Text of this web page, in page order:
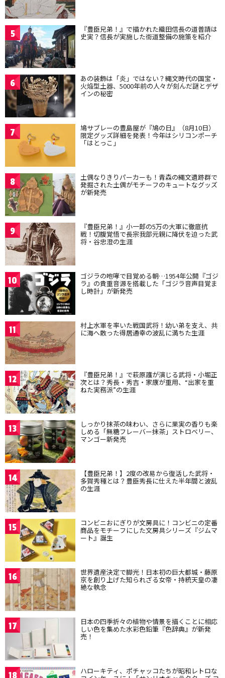
5 『豊臣兄弟！』で描かれた織田信長の道普請は
史実？信長が実施した街道整備の施策を紹介
6 あの装飾は「炎」ではない？縄文時代の国宝・
火焔型土器、5000年前の人々が刻んだ謎とデザ
インの秘密
7 鳩サブレーの豊島屋が『鳩の日』（8月10日）
限定グッズ詳細を発表！今年はシリコンポーチ
「はとっこ」
8 土偶なりきりパーカーも！青森の縄文遺跡群で
発掘された土偶がモチーフのキュートなグッズ
が新発売
9 『豊臣兄弟！』小一郎の5万の大軍に徹底抗
戦！切腹覚悟で長宗我部元親に降伏を迫った武
将・谷忠澄の生涯
10 ゴジラの咆哮で目覚める朝…1954年公開『ゴジ
ラ』の貴重音源を搭載した「ゴジラ音声目覚ま
し時計」が新発売
11 村上水軍を率いた戦国武将！幼い弟を支え、共
に海へ散った得居通幸の波乱に満ちた生涯
12 『豊臣兄弟！』で萩原護が演じる武将・小堀正
次とは？秀長・秀吉・家康が重用、“出家を重
ねた実務派”の生涯
13 しっかり抹茶の味わい、さらに果実の香りも楽
しめる「無糖フレーバー抹茶」ストロベリー、
マンゴー新発売
14 【豊臣兄弟！】2度の改易から復活した武将・
多賀秀種とは？豊臣秀長に仕えた半年間と波乱
の生涯
15 コンビニおにぎりが文房具に！コンビニの定番
商品をモチーフにした文房具シリーズ『ジムマ
ート』誕生
16 世界遺産決定で脚光！日本初の巨大都城・藤原
京を創り上げた知られざる女帝・持統天皇の凄
絶な執念
17 日本の四季折々の植物や情景を描くことに相応
しい色を集めた水彩色鉛筆『色辞典』が新発
売！
18 ハローキティ、ポチャッコたちが昭和レトロな